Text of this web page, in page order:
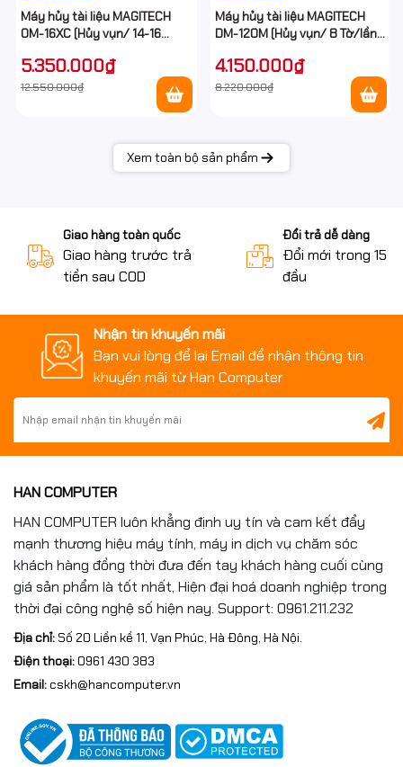
Máy hủy tài liệu MAGITECH
OM-16XC (Hủy vụn/ 14-16
5.350.000₫
12.550.000₫
Máy hủy tài liệu MAGITECH
DM-120M (Hủy vụn/ 8 Tờ/lần/
4.150.000₫
8.220.000₫
Xem toàn bộ sản phẩm
Giao hàng toàn quốc
Giao hàng trước trả
tiền sau COD
Đổi trả dễ dàng
Đổi mới trong 15
đầu
Nhận tin khuyến mãi
Bạn vui lòng để lại Email để nhận thông tin
khuyến mãi từ Han Computer
HAN COMPUTER
HAN COMPUTER luôn khẳng định uy tín và cam kết đẩy
mạnh thương hiệu máy tính, máy in dịch vụ chăm sóc
khách hàng đồng thời đưa đến tay khách hàng cuối cùng
giá sản phẩm là tốt nhất, Hiện đại hoá doanh nghiệp trong
thời đại công nghệ số hiện nay. Support: 0961.211.232
Địa chỉ:Số 20 Liền kề 11, Vạn Phúc, Hà Đông, Hà Nội.
Điện thoại:0961 430 383
Email:cskh@hancomputer.vn